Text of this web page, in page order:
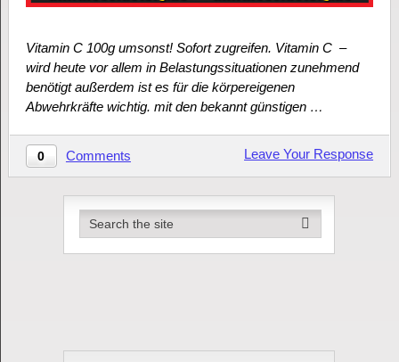
Vitamin C 100g umsonst! Sofort zugreifen. Vitamin C –
wird heute vor allem in Belastungssituationen zunehmend
benötigt außerdem ist es für die körpereigenen
Abwehrkräfte wichtig. mit den bekannt günstigen …
0 Comments Leave Your Response